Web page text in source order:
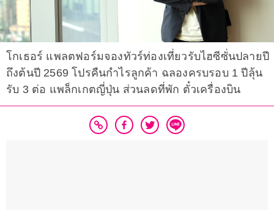
โกเธอร์ แพลตฟอร์มจองทัวร์ท่องเที่ยวรับไฮซีซั่นปลายปี
ถึงต้นปี 2569 โปรคืนกำไรลูกค้า ฉลองครบรอบ 1 ปีลุ้น
รับ 3 ต่อ แพล็กเกตญี่ปุ่น ส่วนลดที่พัก ตั๋วเครื่องบิน